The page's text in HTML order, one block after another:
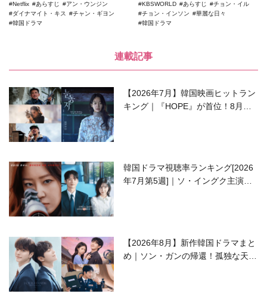
Netflix あらすじ
アン・ウンジン
ダイナマイト・キス
チャン・ギヨン
韓国ドラマ
KBSWORLD あらすじ
チョン・イル
チョン・インソン
華麗な日々
韓国ドラマ
連載記事
【2026年7月】韓国映画ヒットラン
キング｜『HOPE』が首位！8月公
韓国ドラマ視聴率ランキング[2026
年7月第5週]｜ソ・イングク主演の
【2026年8月】新作韓国ドラマまと
め｜ソン・ガンの帰還！孤独な天才